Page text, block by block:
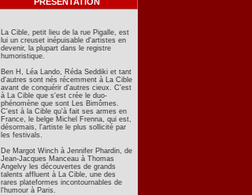
La Cible, petit lieu de la rue Pigalle, est
lui un creuset inépuisable d'artistes en
devenir, la plupart dans le registre
humoristique.
Ben H, Léa Lando, Réda Seddiki et tant
d'autres sont nés récemment à La Cible
avant de conquérir d'autres cieux. C'est
à La Cible que s'est crée le duo-
phénomène que sont Les Bimômes.
C'est à la Cible qu'à fait ses armes en
France, le belge Michel Frenna, qui est,
désormais, l'artiste le plus sollicité par
les festivals.
De Margot Winch à Jennifer Phardin, de
Jean-Jacques Manceau à Thomas
Angelvy les découvertes de grands
talents affluent à La Cible, une des
rares plateformes incontournables de
l'humour à Paris.